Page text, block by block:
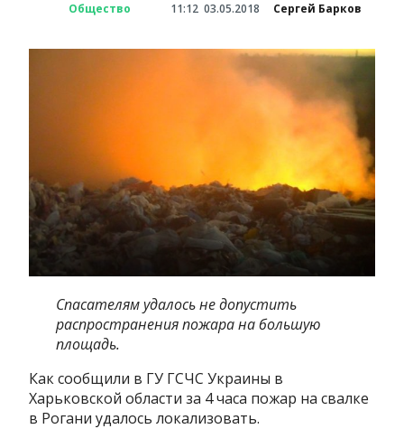
Общество 11:12 03.05.2018 Сергей Барков
Спасателям удалось не допустить
распространения пожара на большую
площадь.
Как сообщили в ГУ ГСЧС Украины в
Харьковской области за 4 часа пожар на свалке
в Рогани удалось локализовать.